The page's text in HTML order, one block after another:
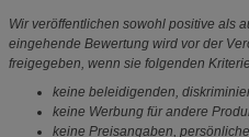
Wir veröffentlichen sowohl positive als
eingehende Bewertung wird vor der
freigegeben, wenn sie folgenden
keine beleidigenden,
keine Werbung für andere
keine Preisangaben,